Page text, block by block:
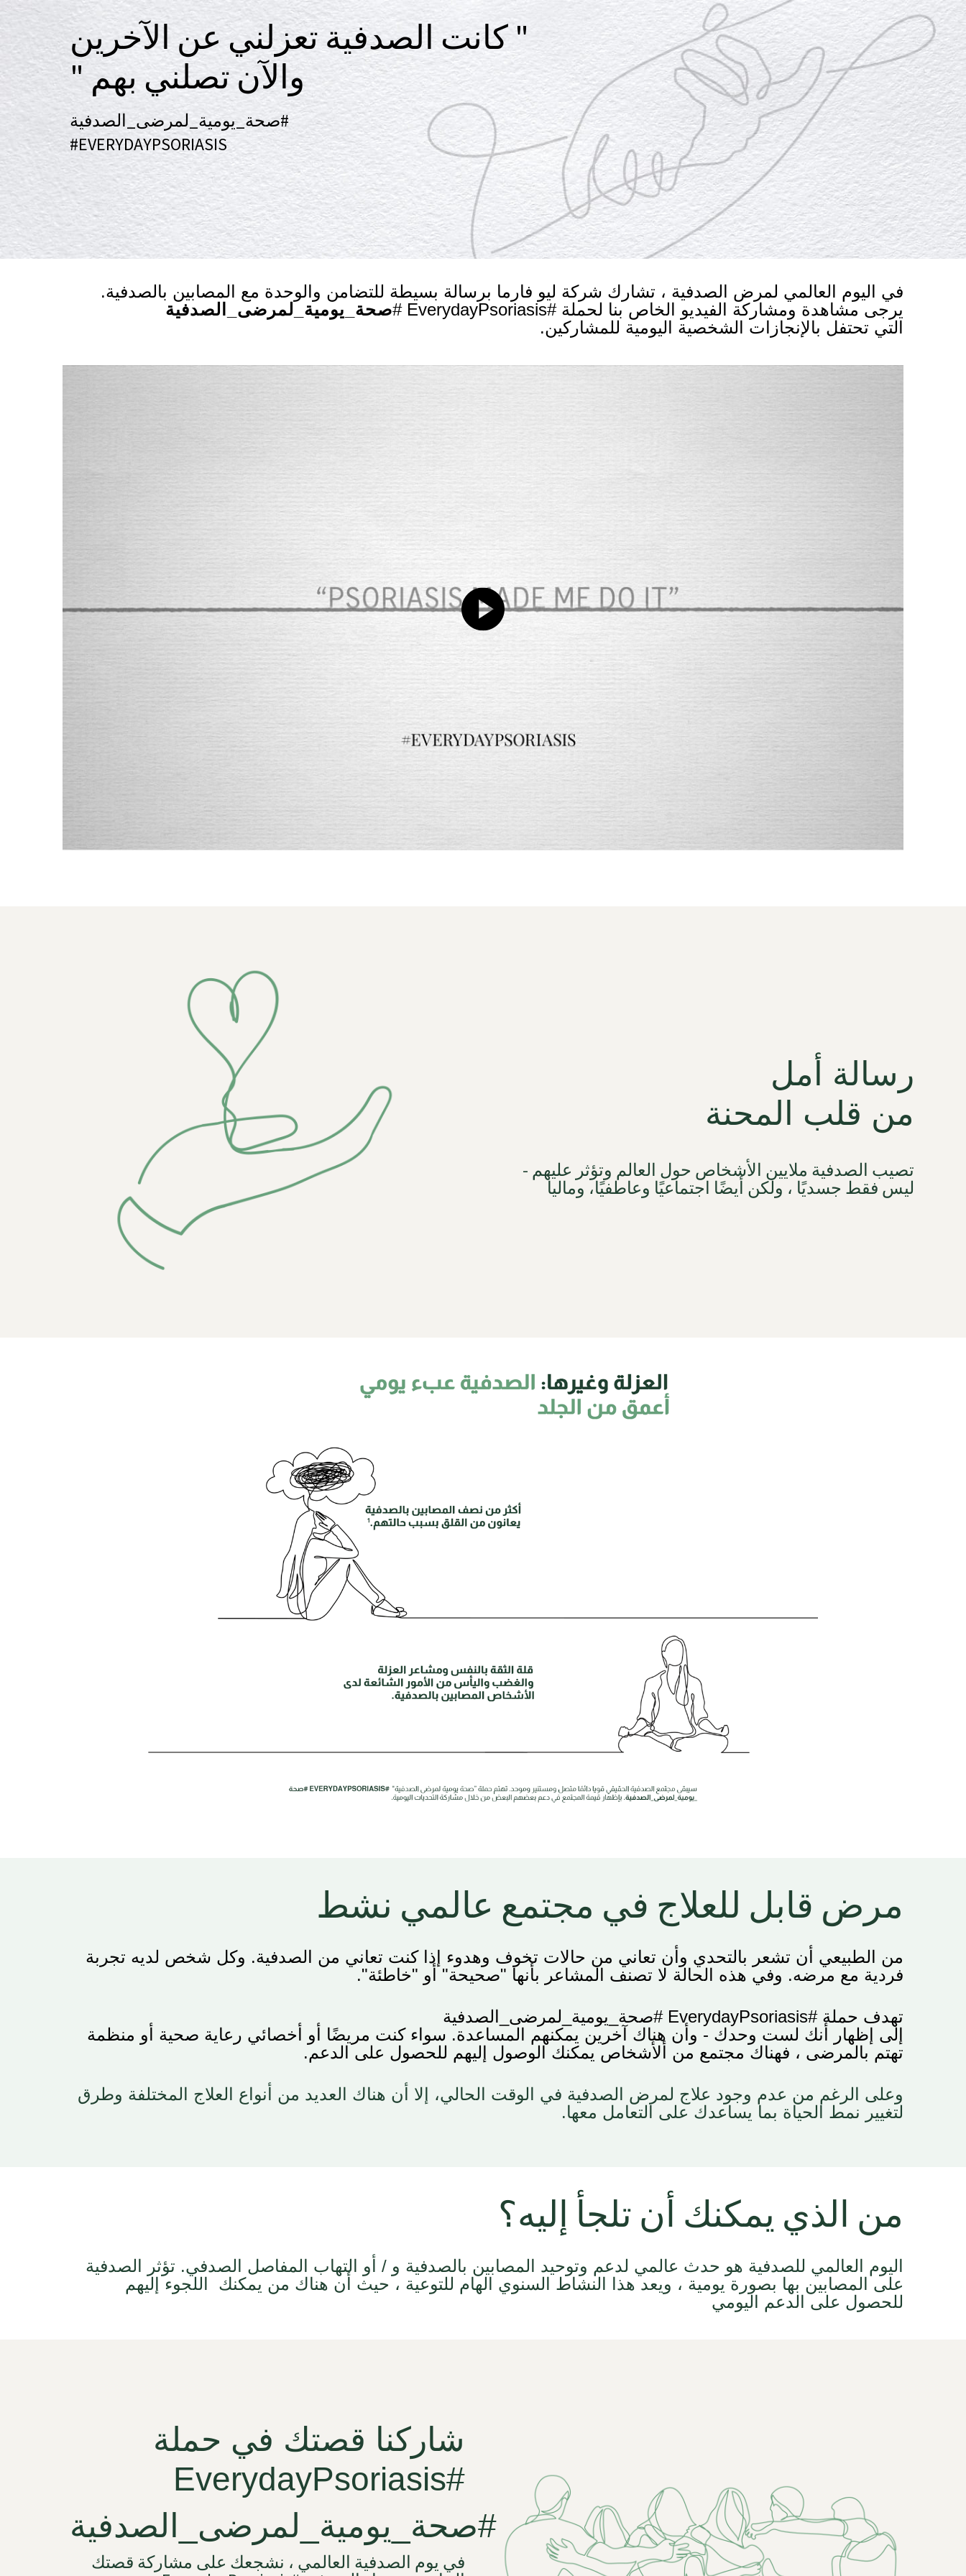
contentكانت الصدفية تعزلني عن الآخرين "
" والآن تصلني بهم
#صحة_يومية_لمرضى_الصدفية
#EVERYDAYPSORIASIS
في اليوم العالمي لمرض الصدفية ، تشارك شركة ليو فارما برسالة بسيطة للتضامن والوحدة مع المصابين بالصدفية.
يرجى مشاهدة ومشاركة الفيديو الخاص بنا لحملة #EverydayPsoriasis
#صحة_يومية_لمرضى_الصدفية
التي تحتفل بالإنجازات الشخصية اليومية للمشاركين.
رسالة أمل
من قلب المحنة
تصيب الصدفية ملايين الأشخاص حول العالم وتؤثر عليهم -
ليس فقط جسديًا ، ولكن أيضًا اجتماعيًا وعاطفيًا، وماليا
مرض قابل للعلاج في مجتمع عالمي نشط
من الطبيعي أن تشعر بالتحدي وأن تعاني من حالات تخوف وهدوء إذا كنت تعاني من الصدفية. وكل شخص لديه تجربة
فردية مع مرضه. وفي هذه الحالة لا تصنف المشاعر بأنها "صحيحة" أو "خاطئة".
تهدف حملة EverydayPsoriasis#
#صحة_يومية_لمرضى_الصدفية
إلى إظهار أنك لست وحدك - وأن هناك آخرين يمكنهم المساعدة. سواء كنت مريضًا أو أخصائي رعاية صحية أو منظمة
تهتم بالمرضى ، فهناك مجتمع من ألأشخاص يمكنك الوصول إليهم للحصول على الدعم.
وعلى الرغم من عدم وجود علاج لمرض الصدفية في الوقت الحالي، إلا أن هناك العديد من أنواع العلاج المختلفة وطرق
لتغيير نمط الحياة بما يساعدك على التعامل معها.
من الذي يمكنك أن تلجأ إليه؟
اليوم العالمي للصدفية هو حدث عالمي لدعم وتوحيد المصابين بالصدفية و / أو التهاب المفاصل الصدفي. تؤثر الصدفية
على المصابين بها بصورة يومية ، ويعد هذا النشاط السنوي الهام للتوعية ، حيث أن هناك من يمكنك
اللجوء إليهم
للحصول على الدعم اليومي
شاركنا قصتك في حملة
EverydayPsoriasis#
صحة_يومية_لمرضى_الصدفية#
في يوم الصدفية العالمي ، نشجعك على مشاركة قصتك